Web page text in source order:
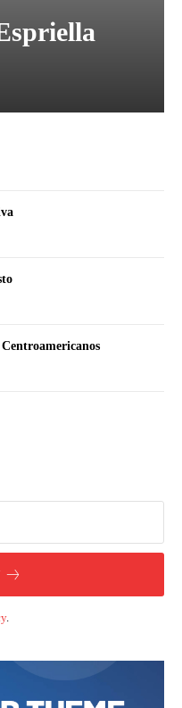
.